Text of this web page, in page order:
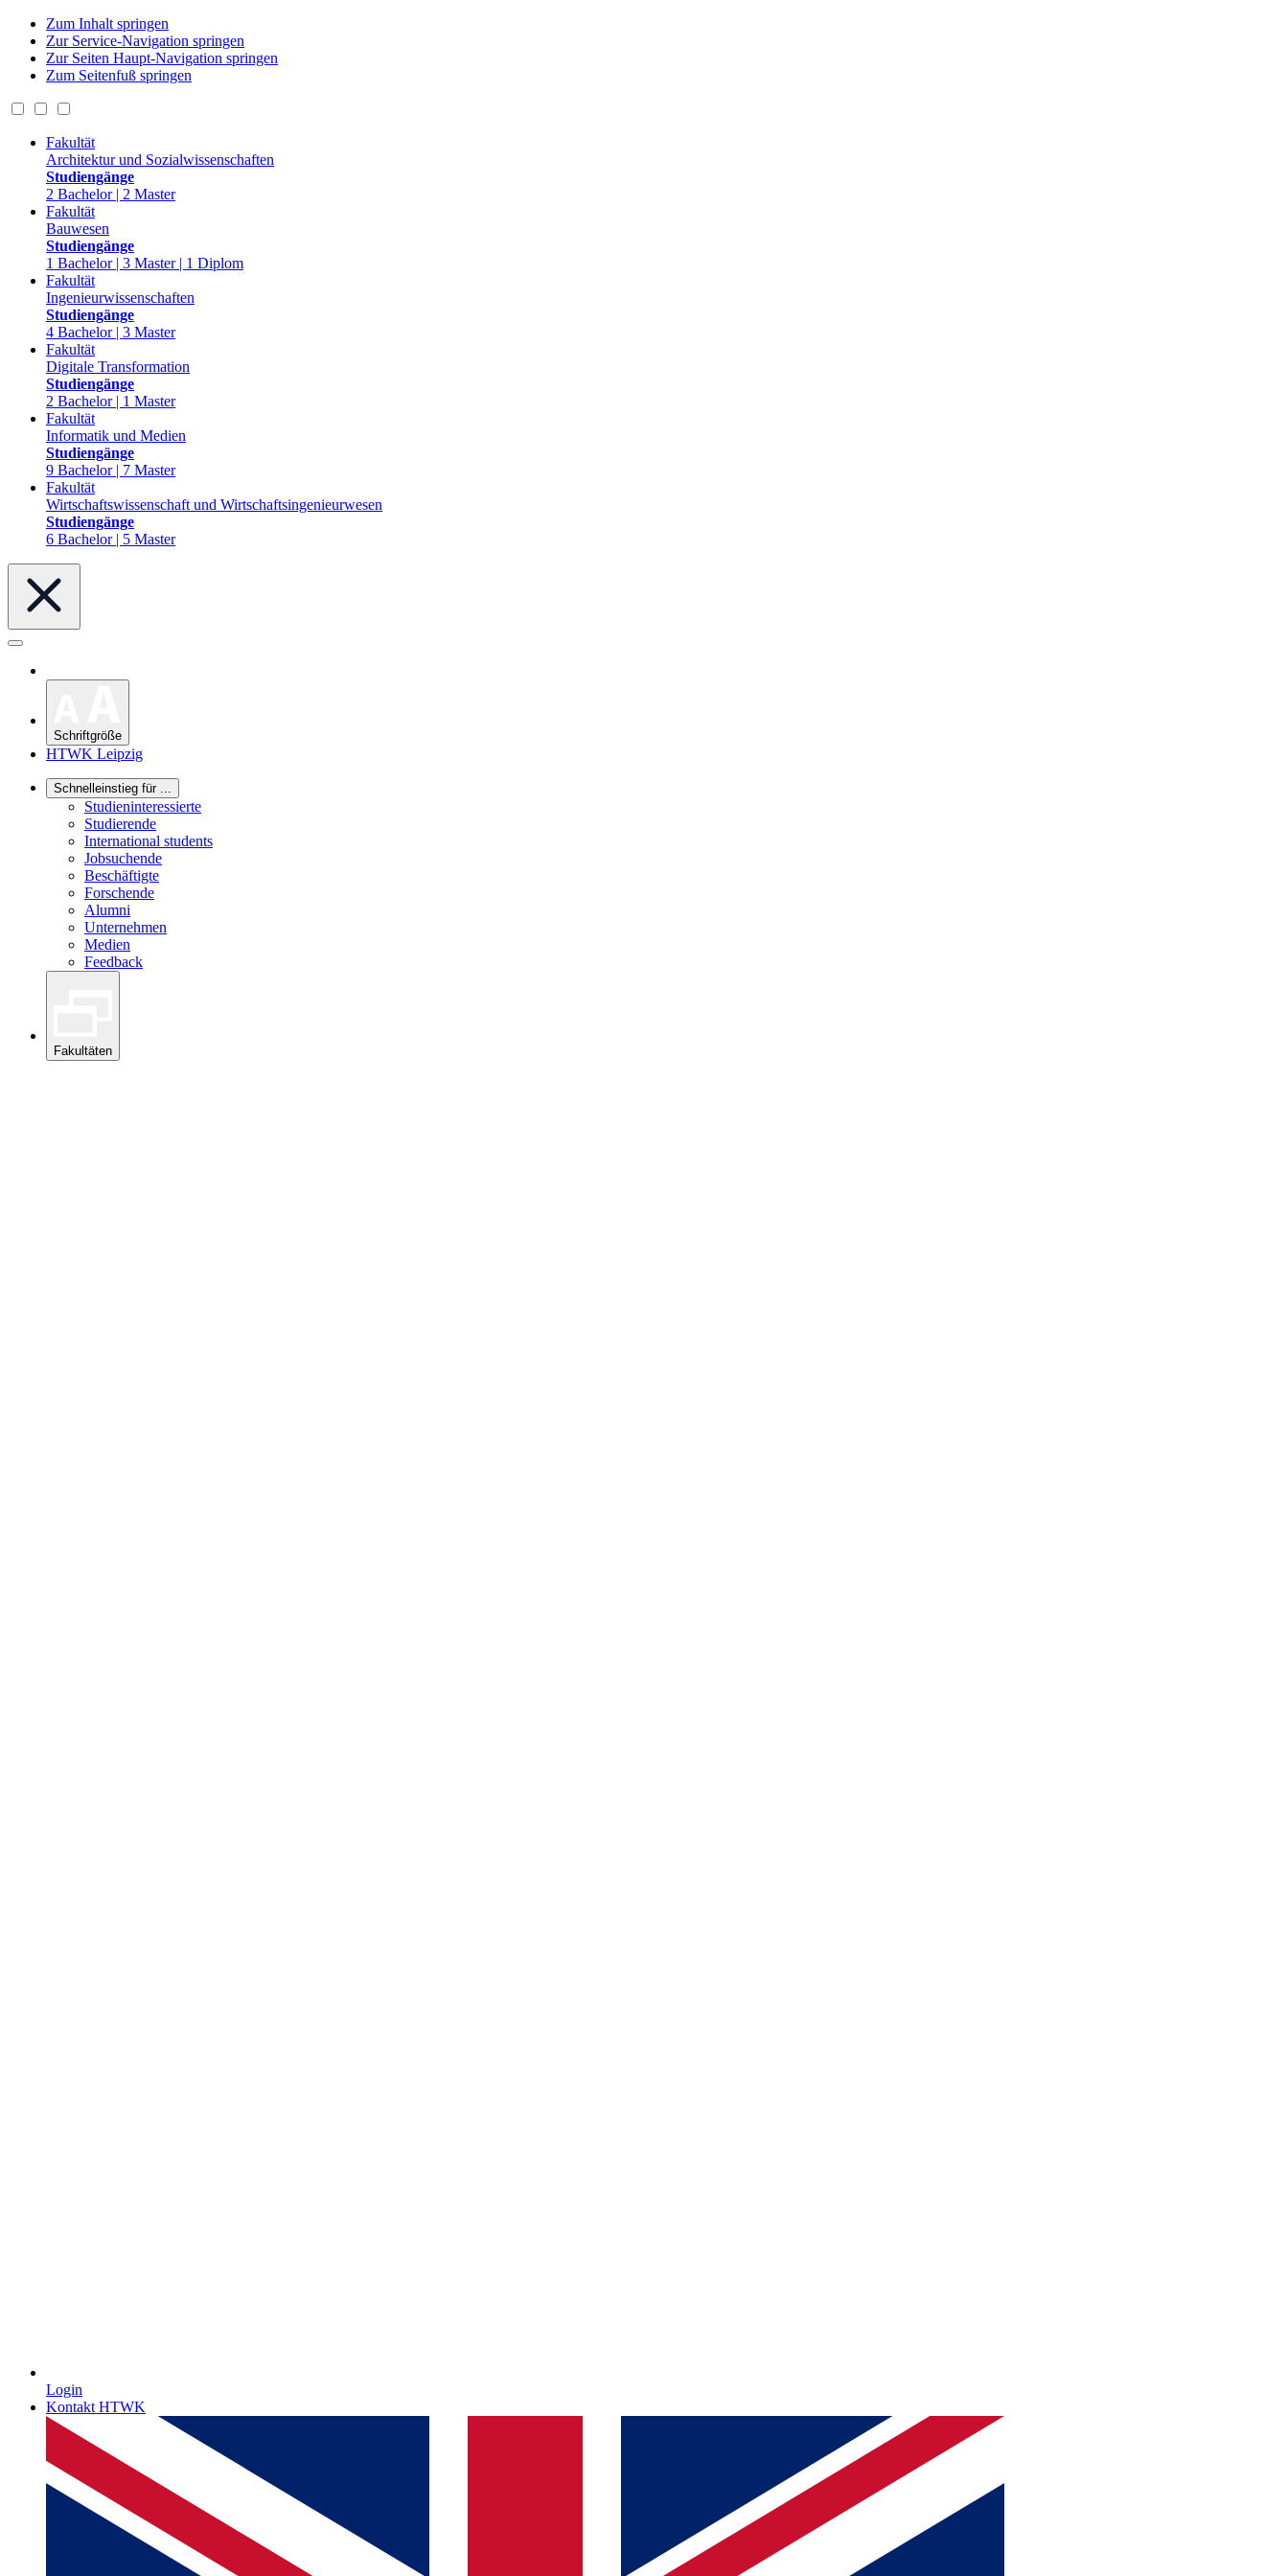
Zum Inhalt springen
Zur Service-Navigation springen
Zur Seiten Haupt-Navigation springen
Zum Seitenfuß springen
Fakultät
Architektur und Sozialwissenschaften
Studiengänge
2 Bachelor | 2 Master
Fakultät
Bauwesen
Studiengänge
1 Bachelor | 3 Master | 1 Diplom
Fakultät
Ingenieurwissenschaften
Studiengänge
4 Bachelor | 3 Master
Fakultät
Digitale Transformation
Studiengänge
2 Bachelor | 1 Master
Fakultät
Informatik und Medien
Studiengänge
9 Bachelor | 7 Master
Fakultät
Wirtschaftswissenschaft und Wirtschaftsingenieurwesen
Studiengänge
6 Bachelor | 5 Master
Schriftgröße
HTWK Leipzig
Schnelleinstieg für ...
Studieninteressierte
Studierende
International students
Jobsuchende
Beschäftigte
Forschende
Alumni
Unternehmen
Medien
Feedback
Fakultäten
Login
Kontakt HTWK